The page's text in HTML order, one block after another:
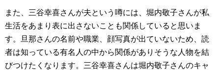
また、三谷幸喜さんが夫という噂には、堀内敬子さんが私
生活をあまり表に出さないことも関係していると思いま
す。旦那さんの名前や職業、顔写真が出ていないため、読
者は知っている有名人の中から関係がありそうな人物を結
びつけたくなります。三谷幸喜さんは堀内敬子さんのキャ